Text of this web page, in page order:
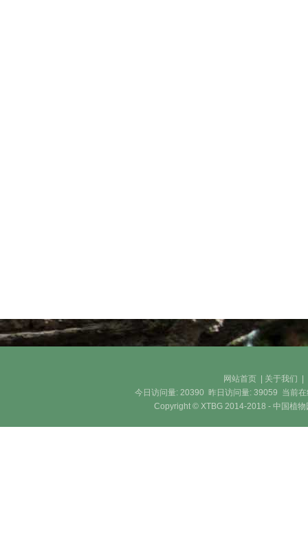
网站首页 关于我们
今日访问量: 20390 昨日访问量: 39059 当前
Copyright © XTBG 2014-2018 - 中国